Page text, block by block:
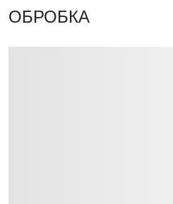
ОБРОБКА